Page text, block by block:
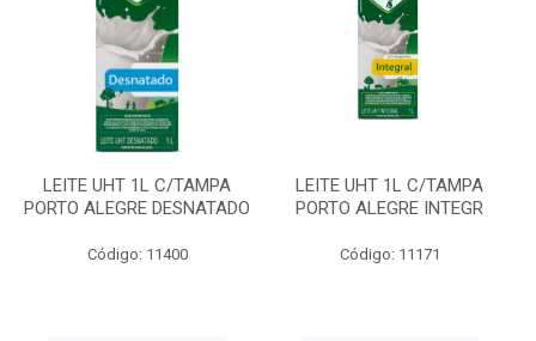
LEITE UHT 1L C/TAMPA
PORTO ALEGRE DESNATADO
Código: 11400
LEITE UHT 1L C/TAMPA
PORTO ALEGRE INTEGR
Código: 11171